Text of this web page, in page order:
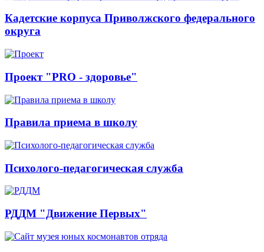
Кадетские корпуса Приволжского федерального
округа
Проект "PRO - здоровье"
Правила приема в школу
Психолого-педагогическая служба
РДДМ "Движение Первых"